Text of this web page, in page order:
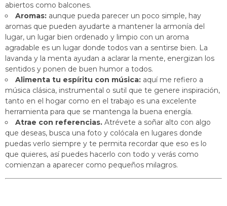
abiertos como balcones.
Aromas: aunque pueda parecer un poco simple, hay
aromas que pueden ayudarte a mantener la armonía del
lugar, un lugar bien ordenado y limpio con un aroma
agradable es un lugar donde todos van a sentirse bien. La
lavanda y la menta ayudan a aclarar la mente, energizan los
sentidos y ponen de buen humor a todos.
Alimenta tu espíritu con música: aquí me refiero a
música clásica, instrumental o sutil que te genere inspiración,
tanto en el hogar como en el trabajo es una excelente
herramienta para que se mantenga la buena energía.
Atrae con referencias. Atrévete a soñar alto con algo
que deseas, busca una foto y colócala en lugares donde
puedas verlo siempre y te permita recordar que eso es lo
que quieres, así puedes hacerlo con todo y verás como
comienzan a aparecer como pequeños milagros.